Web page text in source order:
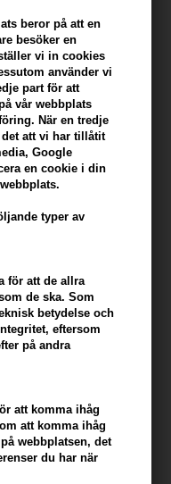
beror på att en
besöker en
vi in ​​cookies
använder vi
part för att
vår webbplats
När en tredje
att vi har tillåtit
Google
en cookie i din
typer av
för att de allra
de ska. Som
betydelse och
eftersom
på andra
att komma ihåg
att komma ihåg
webbplatsen, det
du har när
artikel -Visa mitt
FÅ FRI FRAKT
som fräschar
ger en fräsch doft.
en hårtvätt.